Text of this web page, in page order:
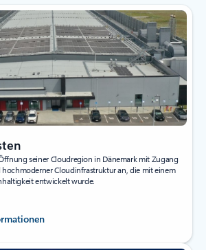
seiner Cloudregion in Dänemark mit Zugang
hochmoderner Cloudinfrastruktur an, die mit einem
entwickelt wurde.